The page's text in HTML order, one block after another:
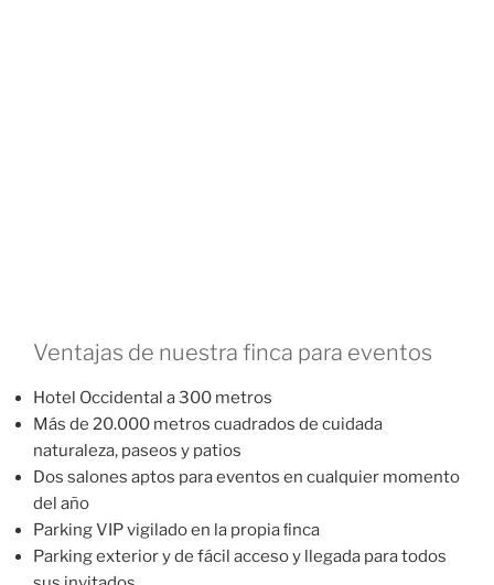
Ventajas de nuestra finca para eventos
Hotel Occidental a 300 metros
Más de 20.000 metros cuadrados de cuidada
naturaleza, paseos y patios
Dos salones aptos para eventos en cualquier momento
del año
Parking VIP vigilado en la propia ﬁnca
Parking exterior y de fácil acceso y llegada para todos